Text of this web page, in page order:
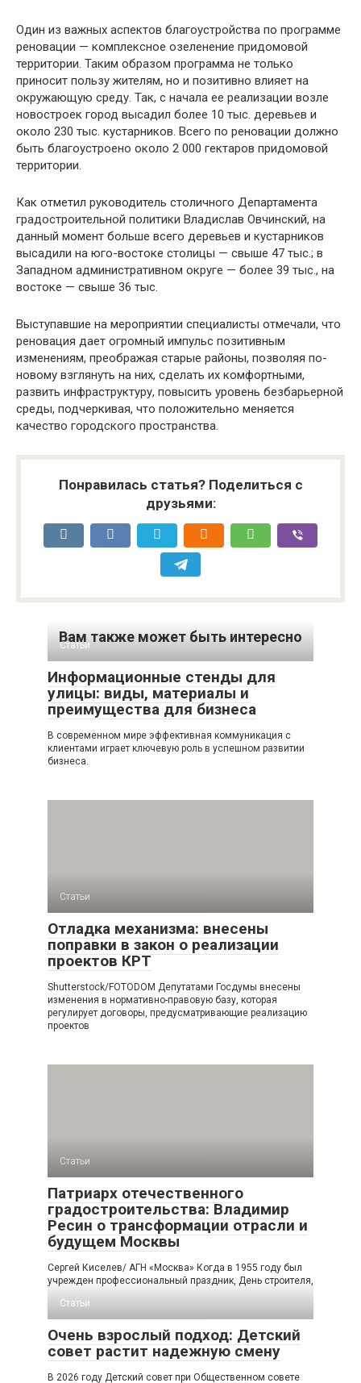
Один из важных аспектов благоустройства по программе
реновации — комплексное озеленение придомовой
территории. Таким образом программа не только
приносит пользу жителям, но и позитивно влияет на
окружающую среду. Так, с начала ее реализации возле
новостроек город высадил более 10 тыс. деревьев и
около 230 тыс. кустарников. Всего по реновации должно
быть благоустроено около 2 000 гектаров придомовой
территории.
Как отметил руководитель столичного Департамента
градостроительной политики Владислав Овчинский, на
данный момент больше всего деревьев и кустарников
высадили на юго-востоке столицы — свыше 47 тыс.; в
Западном административном округе — более 39 тыс., на
востоке — свыше 36 тыс.
Выступавшие на мероприятии специалисты отмечали, что
реновация дает огромный импульс позитивным
изменениям, преображая старые районы, позволяя по-
новому взглянуть на них, сделать их комфортными,
развить инфраструктуру, повысить уровень безбарьерной
среды, подчеркивая, что положительно меняется
качество городского пространства.
Понравилась статья? Поделиться с
друзьями:
Вам также может быть интересно
Статьи
Информационные стенды для
улицы: виды, материалы и
преимущества для бизнеса
В современном мире эффективная коммуникация с
клиентами играет ключевую роль в успешном развитии
бизнеса.
Статьи
Отладка механизма: внесены
поправки в закон о реализации
проектов КРТ
Shutterstock/FOTODOM Депутатами Госдумы внесены
изменения в нормативно-правовую базу, которая
регулирует договоры, предусматривающие реализацию
проектов
Статьи
Патриарх отечественного
градостроительства: Владимир
Ресин о трансформации отрасли и
будущем Москвы
Сергей Киселев/ АГН «Москва» Когда в 1955 году был
учрежден профессиональный праздник, День строителя,
Статьи
Очень взрослый подход: Детский
совет растит надежную смену
В 2026 году Детский совет при Общественном совете